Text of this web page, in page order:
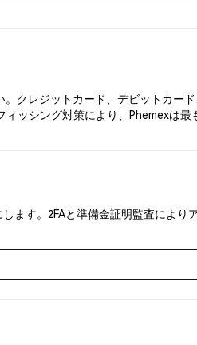
クレジットカード、デビットカー
ッシング対策により、Phemexは
ます。2FAと準備金証明監査により